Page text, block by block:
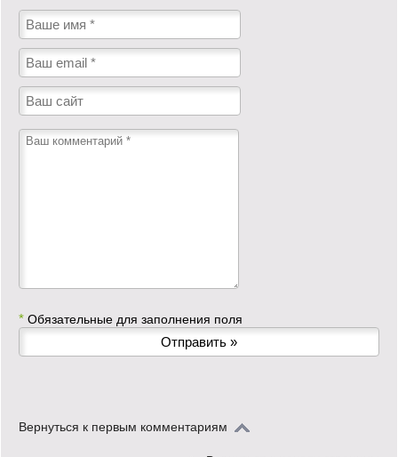
* Обязательные для заполнения поля
Вернуться к первым комментариям